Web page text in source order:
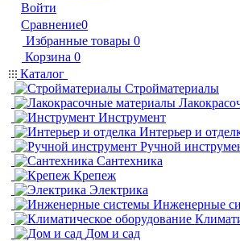
Войти
Сравнение0
Избранные товары 0
Корзина 0
Каталог
Стройматериалы
Инструмент
Интерьер и
Ручной
Сантехника
Крепеж
Электрика
Инженерные
Дом и сад